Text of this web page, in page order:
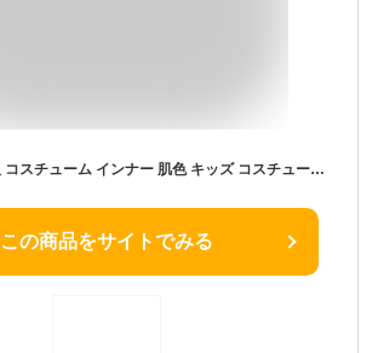
[InSomila] 子供服 コスチューム インナー 肌色 キッズ コスチューム用インナー 子供 肌着 ハロウィン ベージュ (M, 普通タイプ)
この商品をサイトでみる